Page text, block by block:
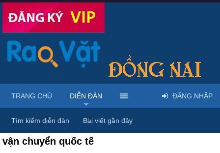
Trang chủ Diễn đàn Tags
vận chuyển quốc tế
TRANG CHỦ DIỄN ĐÀN
Tìm kiếm diễn đàn Bài viết gần đây
ĐĂNG NHẬP